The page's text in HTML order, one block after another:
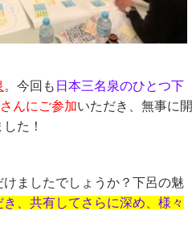
。今回も 日本三名泉のひとつ下
んにご参加いただき、無事に開
た！
ましたでしょうか？下呂の魅
、共有してさらに深め、様々